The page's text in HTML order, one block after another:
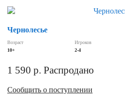
Чернолесье
Возраст
10+
Игроков
2-4
1 590 р. Распродано
Сообщить о поступлении